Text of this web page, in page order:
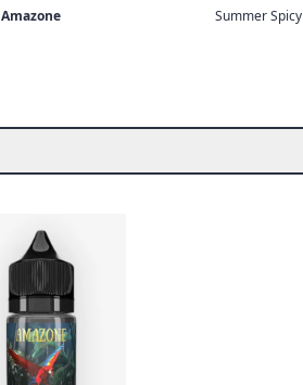
Amazone Summer Spicy